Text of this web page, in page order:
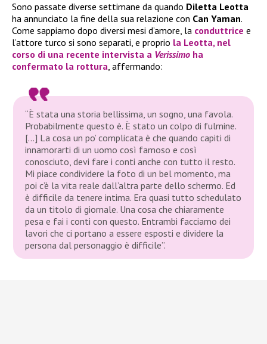
Sono passate diverse settimane da quando Diletta Leotta
ha annunciato la fine della sua relazione con Can Yaman.
Come sappiamo dopo diversi mesi d’amore, la conduttrice e
l’attore turco si sono separati, e proprio la Leotta, nel
corso di una recente intervista a Verissimo ha
confermato la rottura, affermando:
“È stata una storia bellissima, un sogno, una favola.
Probabilmente questo è. È stato un colpo di fulmine.
[…] La cosa un po’ complicata è che quando capiti di
innamorarti di un uomo così famoso e così
conosciuto, devi fare i conti anche con tutto il resto.
Mi piace condividere la foto di un bel momento, ma
poi c’è la vita reale dall’altra parte dello schermo. Ed
è difficile da tenere intima. Era quasi tutto schedulato
da un titolo di giornale. Una cosa che chiaramente
pesa e fai i conti con questo. Entrambi facciamo dei
lavori che ci portano a essere esposti e dividere la
persona dal personaggio è difficile”.